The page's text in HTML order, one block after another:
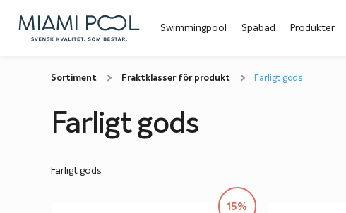
Swimmingpool Spabad Produkter
Sortiment Fraktklasser för produkt Farligt gods
Farligt gods
Farligt gods
15%